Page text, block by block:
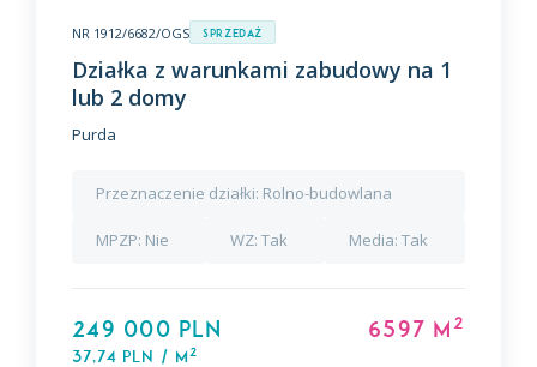
NR 1912/6682/OGS Sprzedaż
Działka z warunkami zabudowy na 1
lub 2 domy
Purda
Przeznaczenie działki: Rolno-budowlana
MPZP: Nie WZ: Tak Media: Tak
249 000 PLN
37,74 PLN / m2
6597 m2